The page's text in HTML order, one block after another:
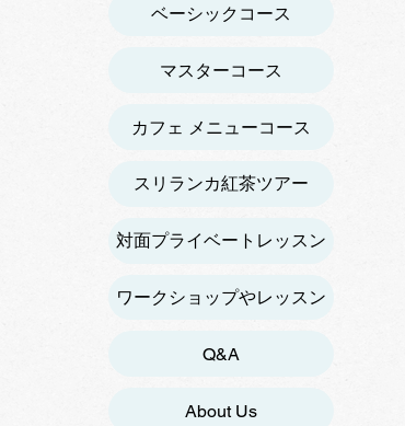
ベーシックコース
マスターコース
カフェ メニューコース
スリランカ紅茶ツアー
対面プライベートレッスン
ワークショップやレッスン
Q&A
About Us